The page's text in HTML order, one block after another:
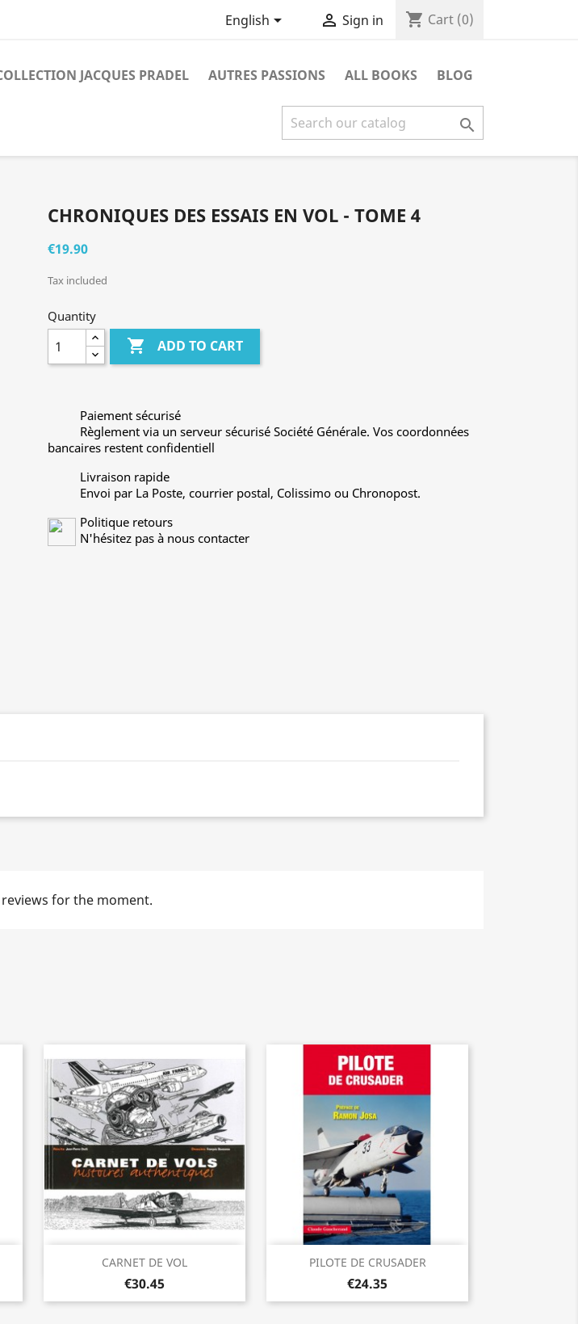
English  Sign in shopping_cart Cart (0)
JACQUES PRADEL AUTRES PASSIONS ALL BOOKS BLOG

CHRONIQUES DES ESSAIS EN VOL - TOME 4
€19.90
Tax included
Quantity
 ADD TO CART
Paiement sécurisé
Règlement via un serveur sécurisé Société Générale. Vos coordonnées
bancaires restent confidentiell
Livraison rapide
Envoi par La Poste, courrier postal, Colissimo ou Chronopost.
Politique retours
N'hésitez pas à nous contacter
for the moment.
CARNET DE VOL
€30.45
Quick view PILOTE DE CRUSADER
€24.35
Quick view